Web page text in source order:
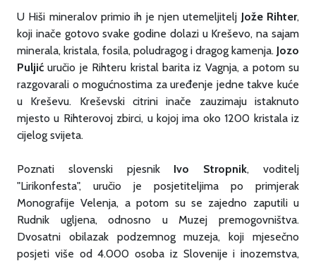
U Hiši mineralov primio ih je njen utemeljitelj Jože Rihter,
koji inače gotovo svake godine dolazi u Kreševo, na sajam
minerala, kristala, fosila, poludragog i dragog kamenja. Jozo
Puljić uručio je Rihteru kristal barita iz Vagnja, a potom su
razgovarali o mogućnostima za uređenje jedne takve kuće
u Kreševu. Kreševski citrini inače zauzimaju istaknuto
mjesto u Rihterovoj zbirci, u kojoj ima oko 1200 kristala iz
cijelog svijeta.
Poznati slovenski pjesnik Ivo Stropnik, voditelj
"Lirikonfesta", uručio je posjetiteljima po primjerak
Monografije Velenja, a potom su se zajedno zaputili u
Rudnik ugljena, odnosno u Muzej premogovništva.
Dvosatni obilazak podzemnog muzeja, koji mjesečno
posjeti više od 4.000 osoba iz Slovenije i inozemstva,